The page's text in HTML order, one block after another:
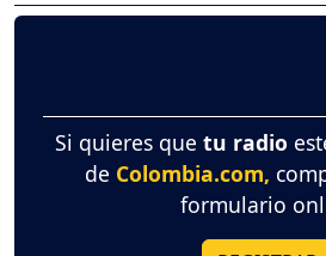
Si quieres que tu radio
de Colombia.com,
formulario